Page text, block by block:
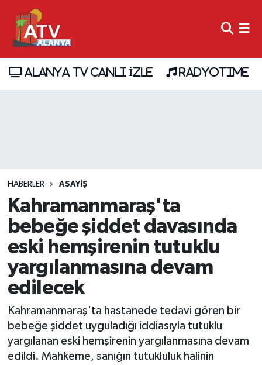
ALANYA TV CANLI İZLE RADYOTIME
HABERLER ASAYİŞ
Kahramanmaraş'ta
bebeğe şiddet davasında
eski hemşirenin tutuklu
yargılanmasına devam
edilecek
Kahramanmaraş'ta hastanede tedavi gören bir
bebeğe şiddet uyguladığı iddiasıyla tutuklu
yargılanan eski hemşirenin yargılanmasına devam
edildi. Mahkeme, sanığın tutukluluk halinin